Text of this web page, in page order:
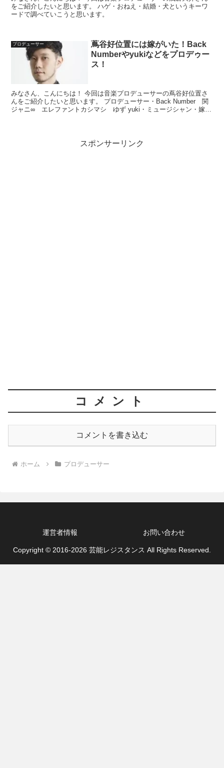
をご紹介したいと思います。 ハゲ・おねえ・結婚・犬というキーワ
ードで調べていこうと思います。
プロデューサー
蔦谷好位置には嫁がいた！Back
Numberやyukiなどをプロデゥー
ス！
みなさん、こんにちは！ 今回は音楽プロデューサーの蔦谷好位置さ
んをご紹介したいと思います。 プロデューサー・Back Number 関
ジャニ∞ エレファントカシマシ ゆず yuki・ミュージシャン・嫁
スポンサーリンク
コメント
コメントを書き込む
ホーム プロデューサー
運営者情報 お問い合わせ
Copyright © 2016-2026 芸能レジスタンス All Rights Reserved.